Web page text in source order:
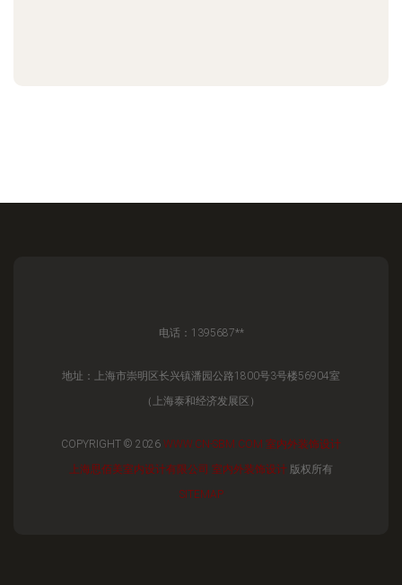
电话：1395687**
地址：上海市崇明区长兴镇潘园公路1800号3号楼56904室
（上海泰和经济发展区）
COPYRIGHT © 2026 WWW.CN-SBM.COM 室内外装饰设计
上海思佰美室内设计有限公司 室内外装饰设计 版权所有
SITEMAP